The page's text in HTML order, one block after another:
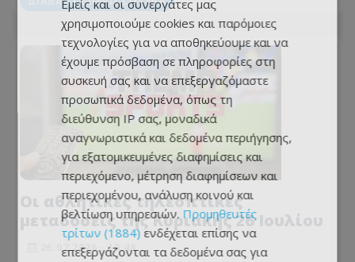
Οι αθλητικές τηλεοπτικές
μεταδόσεις της Κυριακής 26 Ιουλίου
26.07.2026 - 10:48
Εμείς και οι συνεργάτες μας
χρησιμοποιούμε cookies και παρόμοιες
τεχνολογίες για να αποθηκεύουμε και να
έχουμε πρόσβαση σε πληροφορίες στη
συσκευή σας και να επεξεργαζόμαστε
προσωπικά δεδομένα, όπως τη
διεύθυνση IP σας, μοναδικά
αναγνωριστικά και δεδομένα περιήγησης,
για εξατομικευμένες διαφημίσεις και
περιεχόμενο, μέτρηση διαφημίσεων και
περιεχομένου, ανάλυση κοινού και
βελτίωση υπηρεσιών. Προμηθευτές
τρίτων (1884) ενδέχεται επίσης να
επεξεργάζονται τα δεδομένα σας για